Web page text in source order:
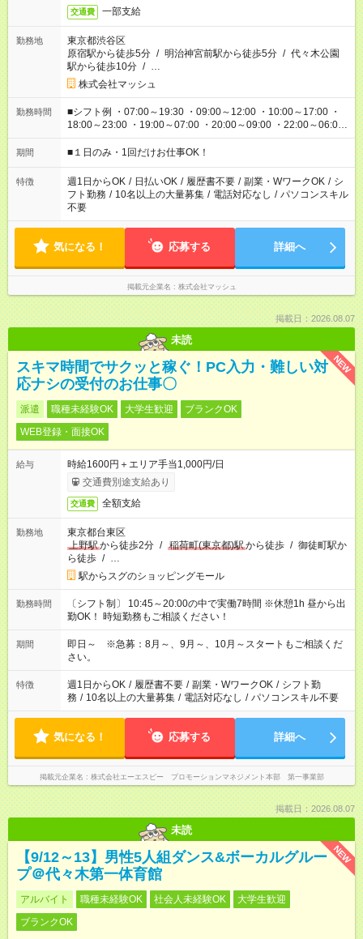
交通費 一部支給
勤務地
東京都渋谷区
原宿駅から徒歩5分 / 明治神宮前駅から徒歩5分 / 代々木公園
駅から徒歩10分 / …
株式会社マッシュ
勤務時間
■シフト例 ・07:00～19:30 ・09:00～12:00 ・10:00～17:00 ・
18:00～23:00 ・19:00～07:00 ・20:00～09:00 ・22:00～06:00
etc ★最短で3時間で5,120円のお仕事から 15時間で2万円近く稼
げるお仕事も！ ご希望のお時間に合わせてご紹介！ ※シフトは
ください！
期間 ■１日のみ・1回だけお仕事OK！
特徴 週1日からOK / 日払いOK / 履歴書不要 / 副業・WワークOK / シ
フト勤務 / 10名以上の大量募集 / 電話対応なし / パソコンスキル
不要
気になる！ 応募する 詳細へ
掲載元企業名 株式会社マッシュ
掲載日：2026.08.07
未読
NEW
スキマ時間でサクッと稼ぐ！PC入力・難しい対
応ナシの受付のお仕事〇
派遣 職種未経験OK 大学生歓迎
ブランクOK
WEB登録・面接OK
給与
時給1600円＋エリア手当1,000円/日
交通費別途支給あり
交通費 全額支給
勤務地
東京都台東区
上野駅から徒歩2分 / 稲荷町(東京都)駅から徒歩 / 御徒町駅か
ら徒歩 / …
駅からスグのショッピングモール
勤務時間
〔シフト制〕 10:45～20:00の中で実働7時間 ※休憩1h 昼から出
勤OK！ 時短勤務もご相談ください！
期間
即日～ ※急募：8月～、9月～、10月～スタートもご相談くだ
さい。
特徴 週1日からOK / 履歴書不要 / 副業・WワークOK / シフト勤
務 / 10名以上の大量募集 / 電話対応なし / パソコンスキル不要
気になる！ 応募する 詳細へ
掲載元企業名 株式会社エーエスピー プロモーションマネジメント本部 第一事業部
掲載日：2026.08.07
未読
NEW
【9/12～13】男性5人組ダンス&ボーカルグルー
プ＠代々木第一体育館
アルバイト 職種未経験OK 社会人未経験OK
大学生歓迎
ブランクOK